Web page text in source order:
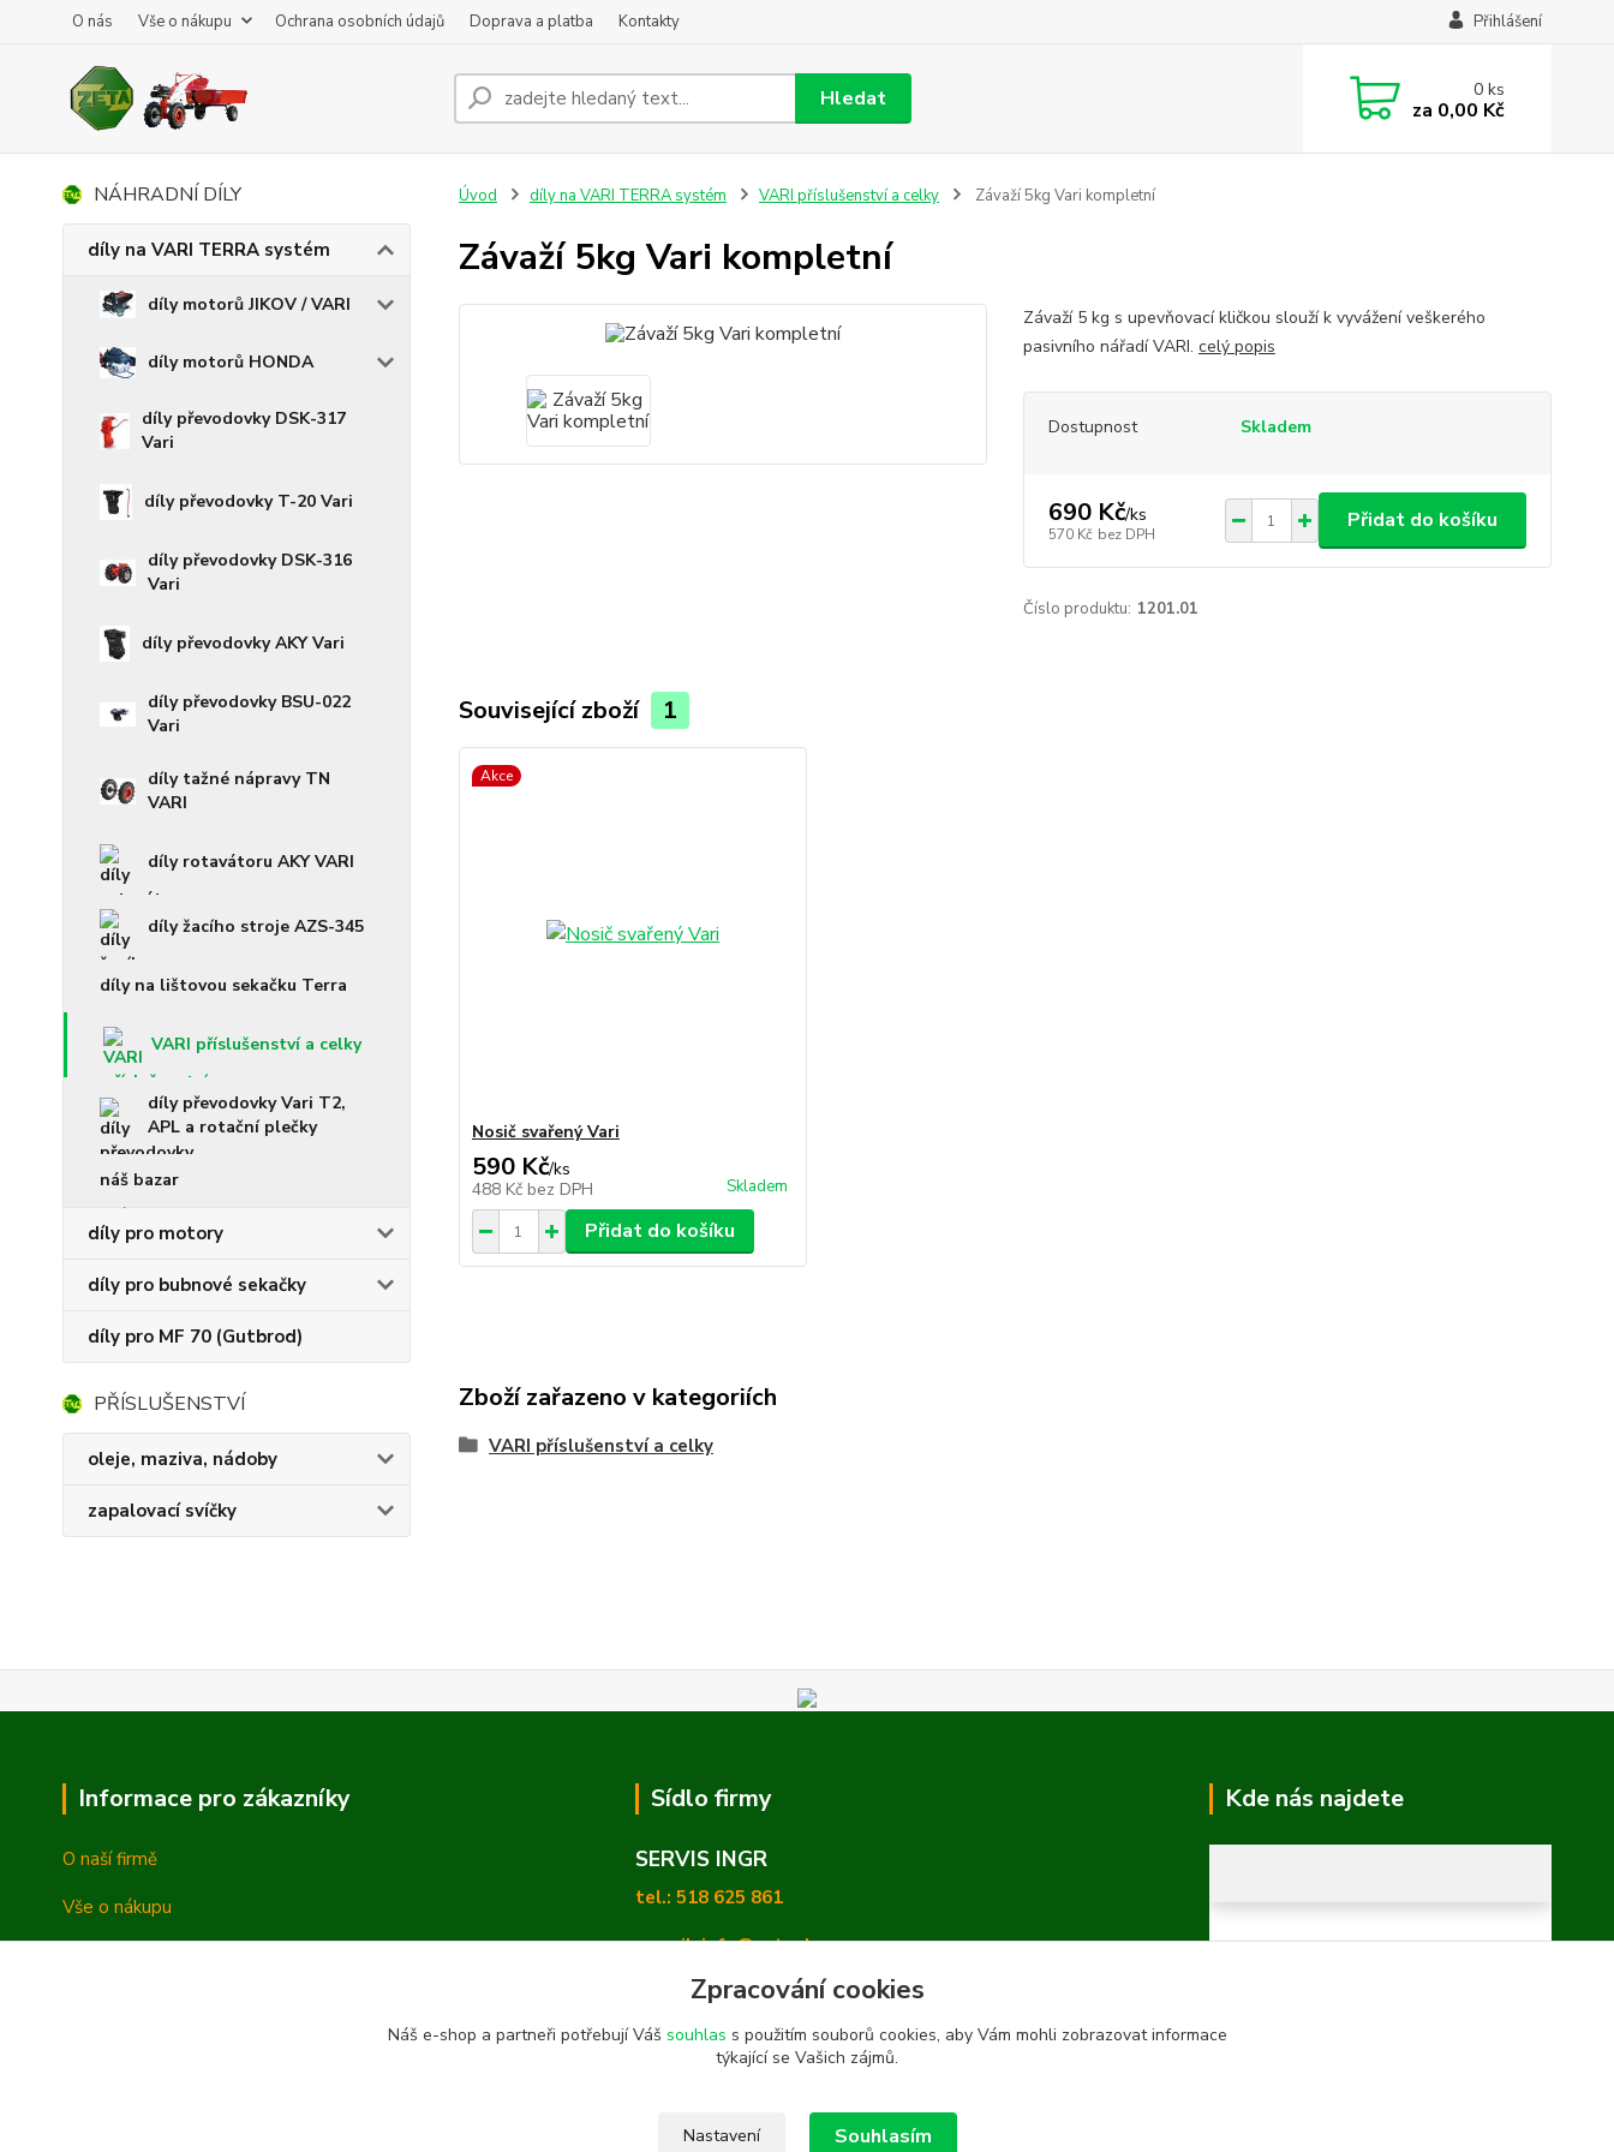
O nás Vše o nákupu Ochrana osobních údajů Doprava a platba Kontakty Přihlášení
Hledat 0ks
za 0,00 Kč
NÁHRADNÍ DÍLY
díly na VARI TERRA systém
díly motorů JIKOV / VARI
díly motorů HONDA
díly převodovky DSK-317
Vari
díly převodovky T-20 Vari
díly převodovky DSK-316
Vari
díly převodovky AKY Vari
díly převodovky BSU-022
Vari
díly tažné nápravy TN
VARI
díly rotavátoru AKY VARI
díly žacího stroje AZS-345
díly na lištovou sekačku Terra
VARI příslušenství a celky
díly převodovky Vari T2,
APL a rotační plečky
náš bazar
díly pro motory
díly pro bubnové sekačky
díly pro MF 70 (Gutbrod)
PŘÍSLUŠENSTVÍ
oleje, maziva, nádoby
zapalovací svíčky
Úvod díly na VARI TERRA systém VARI příslušenství a celky Závaží 5kg Vari kompletní
Závaží 5kg Vari kompletní
Závaží 5 kg s upevňovací kličkou slouží k vyvážení veškerého
pasivního nářadí VARI. celý popis
Dostupnost Skladem
690 Kč/ks
570 Kč bez DPH
Přidat do košíku
Číslo produktu: 1201.01
Související zboží 1
Akce
Nosič svařený Vari
590 Kč/ks
488 Kč bez DPH Skladem
Přidat do košíku
Zboží zařazeno v kategoriích
VARI příslušenství a celky
Informace pro zákazníky
O naší firmě
Vše o nákupu
Sídlo firmy
SERVIS INGR
tel.: 518 625 861
e-mail: info@zetashop.cz
Mgr. Olga Hradilová, Ph. D.
Skoronice 169, Vlkoš 696 41
Kde nás najdete
Zpracování cookies
Náš e-shop a partneři potřebují Váš souhlas s použitím souborů cookies, aby Vám mohli zobrazovat informace
týkající se Vašich zájmů.
Nastavení Souhlasím